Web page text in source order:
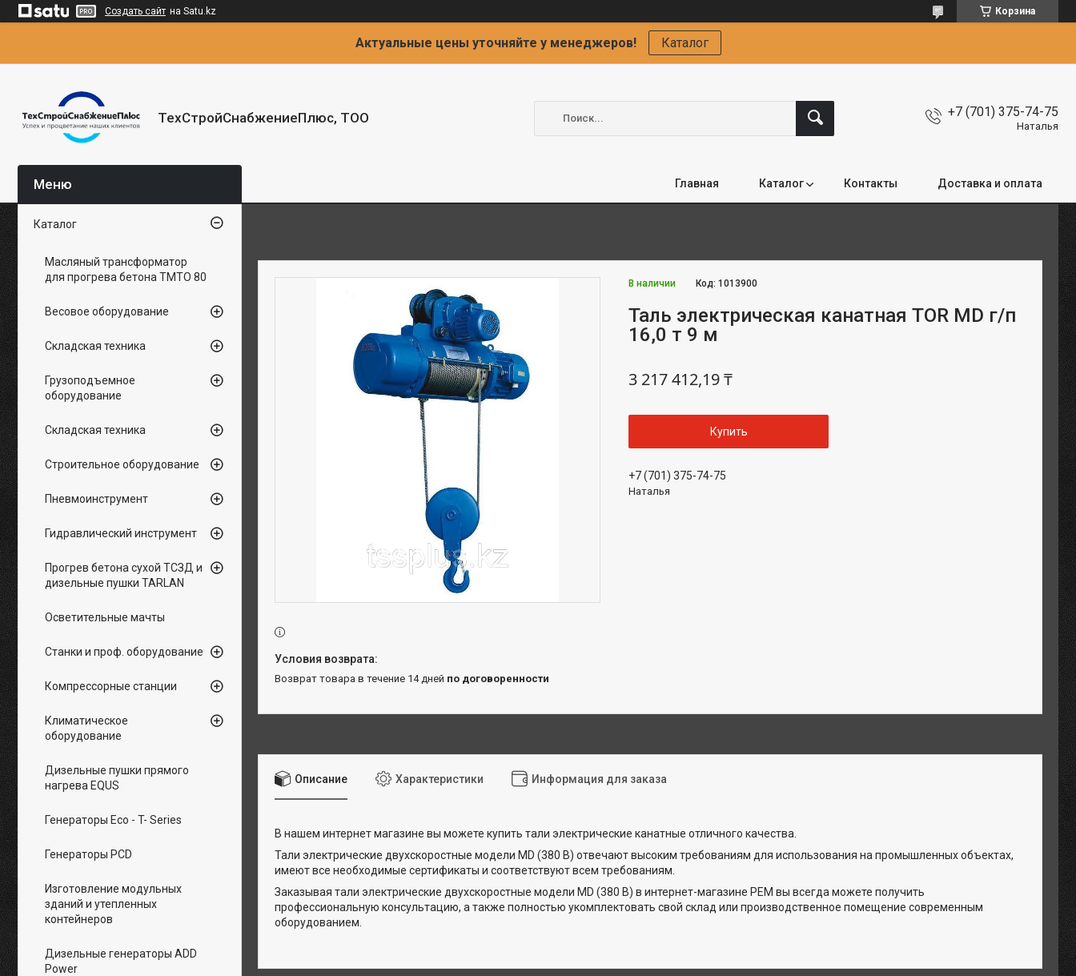
Создать сайт на Satu.kz Корзина
Актуальные цены уточняйте у менеджеров! Каталог
ТехСтройСнабжениеПлюс, ТОО +7 (701) 375-74-75
Наталья
Главная Каталог Контакты Доставка и оплата
В наличии Код:1013900
Таль электрическая канатная TOR MD г/п
16,0 т 9 м
3 217 412,19 ₸
Купить
+7 (701) 375-74-75
Наталья
возврат товара в течение 14 дней по договоренности
Описание Характеристики Информация для заказа
В нашем интернет магазине вы можете купить тали электрические канатные отличного качества.
Тали электрические двухскоростные модели MD (380 В) отвечают высоким требованиям для использования на промышленных объектах,
имеют все необходимые сертификаты и соответствуют всем требованиям.
Заказывая тали электрические двухскоростные модели MD (380 В) в интернет-магазине РЕМ вы всегда можете получить
профессиональную консультацию, а также полностью укомплектовать свой склад или производственное помещение современным
оборудованием.
Каталог
Масляный трансформатор
для прогрева бетона ТМТО 80
Весовое оборудование
Складская техника
Грузоподъемное
оборудование
Складская техника
Строительное оборудование
Пневмоинструмент
Гидравлический инструмент
Прогрев бетона сухой ТСЗД и
дизельные пушки TARLAN
Осветительные мачты
Станки и проф. оборудование
Компрессорные станции
Климатическое
оборудование
Дизельные пушки прямого
нагрева EQUS
Генераторы Eco - T- Series
Генераторы PCD
Изготовление модульных
зданий и утепленных
контейнеров
Дизельные генераторы ADD
Power